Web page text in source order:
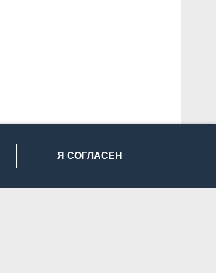
КОНФИДЕНЦИАЛЬНОСТЬ
Я СОГЛАСЕН